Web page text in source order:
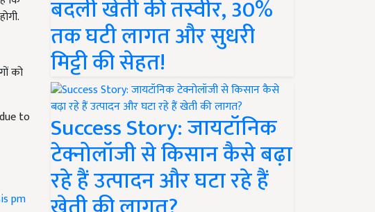
को
to
pm
बदली खेती की तस्वीर, 30%
तक घटी लागत और सुधरी
मिट्टी की सेहत!
Success Story: जायटॉनिक
टेक्नोलॉजी से किसान कैसे बढ़ा
रहे हैं उत्पादन और घटा रहे हैं